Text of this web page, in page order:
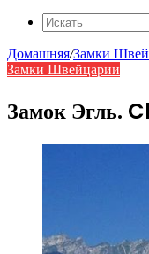
Домашняя/Замки
Замки Швейцарии
Замок Эгль.